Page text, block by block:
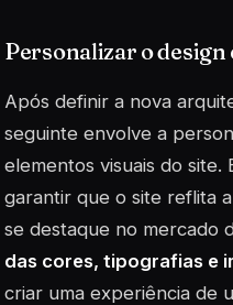
Personalizar o design
Após definir a nova
seguinte envolve a
elementos visuais do site.
garantir que o site reflita
se destaque no mercado
das cores, tipografias e
criar uma experiência de